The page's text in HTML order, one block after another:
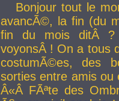
Bonjour tout le
avancÃ©, la fin (du
fin du mois ditÂ ?
voyonsÂ ! On a tous
costumÃ©es, des
sorties entre amis
Â«Â FÃªte des